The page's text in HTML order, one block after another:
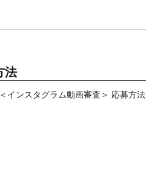
法
ンスタグラム動画審査＞ 応募方法